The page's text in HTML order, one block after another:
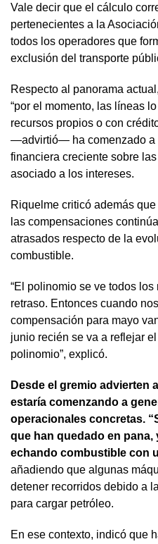
Vale decir que el cálculo
pertenecientes a la
todos los operadores que
exclusión del transporte
Respecto al panorama
“por el momento, las líneas
recursos propios o con
—advirtió— ha comenzado a
financiera creciente sobre
asociado a los intereses.
Riquelme criticó además
las compensaciones
atrasados respecto de la
combustible.
“El polinomio se ve todos
retraso. Entonces cuando
compensación para mayo
junio recién se va a reflejar
polinomio”, explicó.
Desde el gremio advierten
estaría comenzando a
operacionales concretas.
que han quedado en
echando combustible con
añadiendo que algunas
detener recorridos debido a
para cargar petróleo.
En ese contexto, indicó que